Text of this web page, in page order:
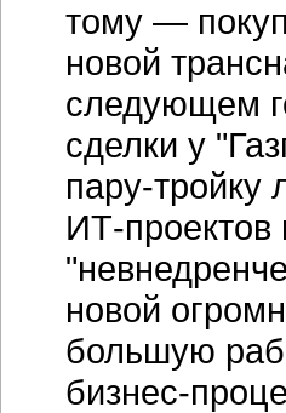
тому —
новой
следующем
сделки у
пару-тройку
ИТ-проектов
новой
большую
бизнес-